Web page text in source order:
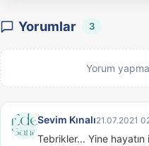
Yorumlar 3
Yorum
Sevim Kınalı21.07.2021
Tebrikler... Yine